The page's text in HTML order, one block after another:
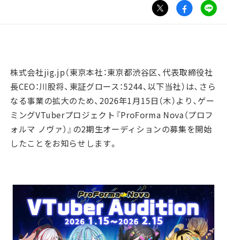
株式会社jig.jp（東京本社：東京都渋谷区、代表取締役社
長CEO：川股将、東証グロース：5244、以下当社）は、さら
なる事業の拡大のため、2026年1月15日（木）より、ゲー
ミングVTuberプロジェクト『ProForma Nova（プロフ
ォルマ ノヴァ）』の2期生オーディションの募集を開始
したことをお知らせします。